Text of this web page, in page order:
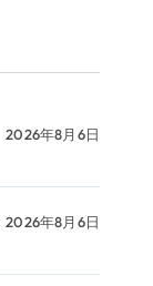
2026年8月6日
2026年8月6日